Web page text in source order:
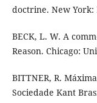
doctrine. New York:
BECK, L. W. A
Reason. Chicago:
BITTNER, R.
Sociedade Kant